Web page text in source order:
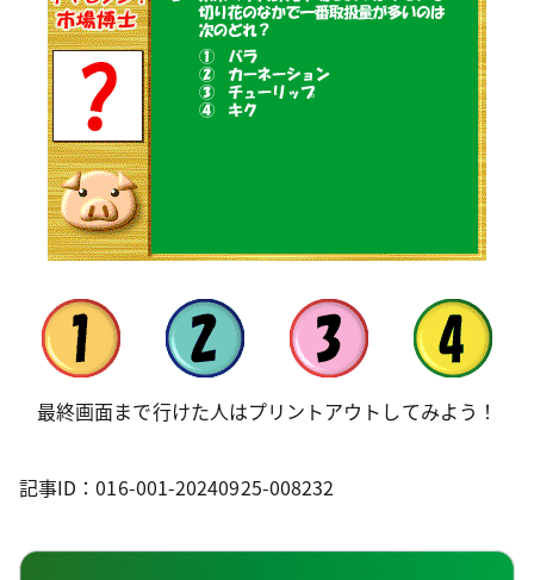
最終画面まで行けた人はプリントアウトしてみよう！
記事ID：016-001-20240925-008232